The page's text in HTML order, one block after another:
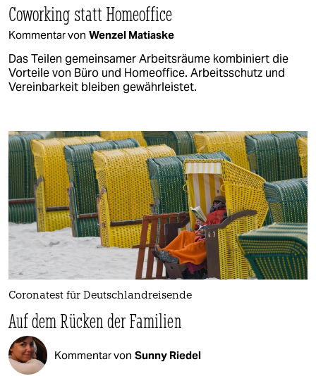
Coworking statt Homeoffice
Kommentar von Wenzel Matiaske
Das Teilen gemeinsamer Arbeitsräume kombiniert die
Vorteile von Büro und Homeoffice. Arbeitsschutz und
Vereinbarkeit bleiben gewährleistet.
Coronatest für Deutschlandreisende
Auf dem Rücken der Familien
Kommentar von Sunny Riedel